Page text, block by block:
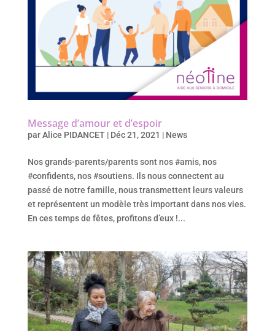
Message d’amour et d’espoir
parAlice PIDANCET| Déc 21, 2021 | News
Nos grands-parents/parents sont nos #amis, nos
#confidents, nos #soutiens. Ils nous connectent au
passé de notre famille, nous transmettent leurs valeurs
et représentent un modèle très important dans nos vies.
En ces temps de fêtes, profitons d’eux !...